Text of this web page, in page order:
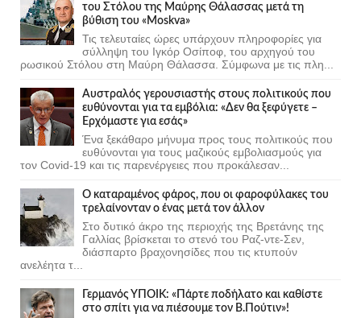
του Στόλου της Mαύρης Θάλασσας μετά τη
βύθιση του «Moskva»
Τις τελευταίες ώρες υπάρχουν πληροφορίες για
σύλληψη του Ιγκόρ Οσίποφ, του αρχηγού του
ρωσικού Στόλου στη Μαύρη Θάλασσα. Σύμφωνα με τις πλη...
Αυστραλός γερουσιαστής στους πολιτικούς που
ευθύνονται για τα εμβόλια: «Δεν θα ξεφύγετε –
Ερχόμαστε για εσάς»
Ένα ξεκάθαρο μήνυμα προς τους πολιτικούς που
ευθύνονται για τους μαζικούς εμβολιασμούς για
τον Covid-19 και τις παρενέργειες που προκάλεσαν...
Ο καταραμένος φάρος, που οι φαροφύλακες του
τρελαίνονταν ο ένας μετά τον άλλον
Στο δυτικό άκρο της περιοχής της Βρετάνης της
Γαλλίας βρίσκεται το στενό του Ραζ-ντε-Σεν,
διάσπαρτο βραχονησίδες που τις κτυπούν
ανελέητα τ...
Γερμανός ΥΠΟΙΚ: «Πάρτε ποδήλατο και καθίστε
στο σπίτι για να πιέσουμε τον Β.Πούτιν»!